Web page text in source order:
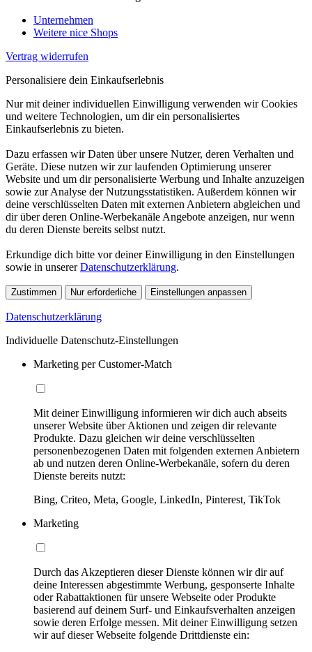
Unternehmen
Weitere nice Shops
Vertrag widerrufen
Personalisiere dein Einkaufserlebnis
Nur mit deiner individuellen Einwilligung verwenden wir Cookies
und weitere Technologien, um dir ein personalisiertes
Einkaufserlebnis zu bieten.
Dazu erfassen wir Daten über unsere Nutzer, deren Verhalten und
Geräte. Diese nutzen wir zur laufenden Optimierung unserer
Website und um dir personalisierte Werbung und Inhalte anzuzeigen
sowie zur Analyse der Nutzungsstatistiken. Außerdem können wir
deine verschlüsselten Daten mit externen Anbietern abgleichen und
dir über deren Online-Werbekanäle Angebote anzeigen, nur wenn
du deren Dienste bereits selbst nutzt.
Erkundige dich bitte vor deiner Einwilligung in den Einstellungen
sowie in unsererDatenschutzerklärung.
Zustimmen Nur erforderliche Einstellungen anpassen
Datenschutzerklärung
Individuelle Datenschutz-Einstellungen
Marketing per Customer-Match
Mit deiner Einwilligung informieren wir dich auch abseits
unserer Website über Aktionen und zeigen dir relevante
Produkte. Dazu gleichen wir deine verschlüsselten
personenbezogenen Daten mit folgenden externen Anbietern
ab und nutzen deren Online-Werbekanäle, sofern du deren
Dienste bereits nutzt:
Bing, Criteo, Meta, Google, LinkedIn, Pinterest, TikTok
Marketing
Durch das Akzeptieren dieser Dienste können wir dir auf
deine Interessen abgestimmte Werbung, gesponserte Inhalte
oder Rabattaktionen für unsere Webseite oder Produkte
basierend auf deinem Surf- und Einkaufsverhalten anzeigen
sowie deren Erfolge messen. Mit deiner Einwilligung setzen
wir auf dieser Webseite folgende Drittdienste ein: